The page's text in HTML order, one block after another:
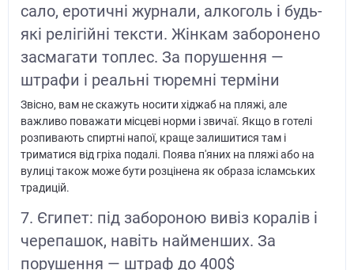
сало, еротичні журнали, алкоголь і будь-
які релігійні тексти. Жінкам заборонено
засмагати топлес. За порушення —
штрафи і реальні тюремні терміни
Звісно, вам не скажуть носити хіджаб на пляжі, але
важливо поважати місцеві норми і звичаї. Якщо в готелі
розпивають спиртні напої, краще залишитися там і
триматися від гріха подалі. Поява п'яних на пляжі або на
вулиці також може бути розцінена як образа ісламських
традицій.
7. Єгипет: під забороною вивіз коралів і
черепашок, навіть найменших. За
порушення — штраф до 400$